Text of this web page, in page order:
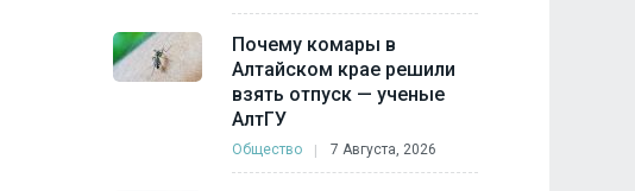
Почему комары в
Алтайском крае решили
взять отпуск — ученые
АлтГУ
Общество 7 Августа, 2026